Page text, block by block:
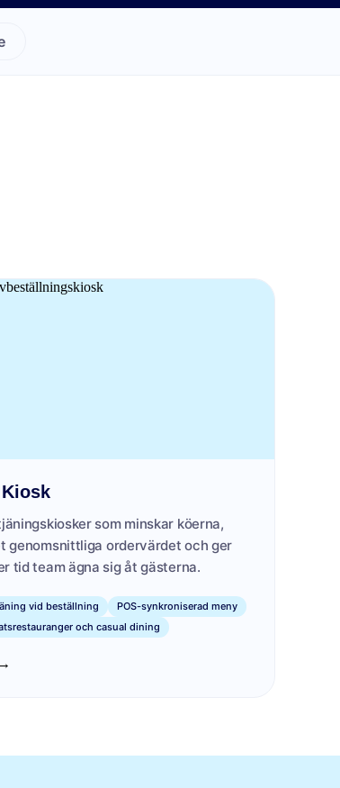
som minskar köerna,
genomsnittliga ordervärdet och ger
tid team ägna sig åt gästerna.
vid beställning
POS-synkroniserad meny
och casual dining